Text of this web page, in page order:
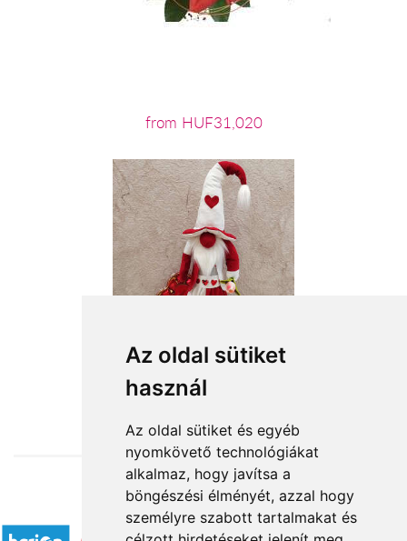
Az oldal sütiket
használ
Az oldal sütiket és egyéb
nyomkövető technológiákat
alkalmaz, hogy javítsa a
böngészési élményét, azzal hogy
személyre szabott tartalmakat és
from HUF31,020
from HUF19,600
Accepted payment methods